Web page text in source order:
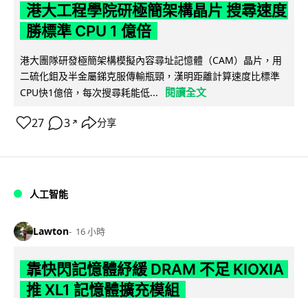
港大工程學院研極簡架構晶片 搜尋速度
勝標準 CPU 1 億倍
港大團隊研發極簡架構模擬內容尋址記憶體（CAM）晶片，用
二硫化鉬及半金屬銻克服傳輸瓶頸，漢明距離計算速度比標準
CPU快1億倍，每次搜尋耗能低...
閱讀全文
27 3 ↗ 分享
人工智能
Lawton 16 小時
靠快閃記憶體紓緩 DRAM 不足 KIOXIA
推 XL1 記憶體擴充模組